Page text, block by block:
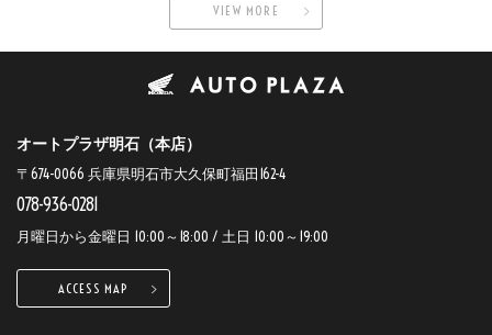
VIEW MORE
オートプラザ明石（本店）
〒674-0066 兵庫県明石市大久保町福田162-4
078-936-0281
月曜日から金曜日 10:00～18:00 / 土日 10:00～19:00
ACCESS MAP